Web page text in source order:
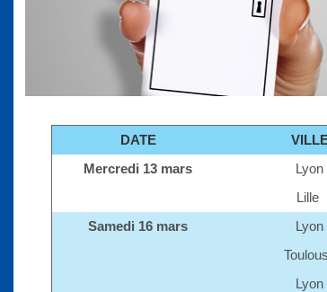
DATE
Mercredi 13 mars
Lyon
Lille
Samedi 16 mars
Lyon
Lyon